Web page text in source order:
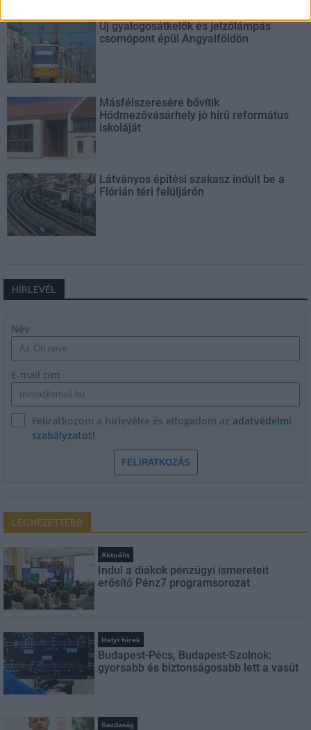
Új gyalogosátkelők és jelzőlámpás
csomópont épül Angyalföldön
Másfélszeresére bővítik
Hódmezővásárhely jó hírű református
iskoláját
Látványos építési szakasz indult be a
Flórián téri felüljárón
HÍRLEVÉL
Név
E-mail cím
Feliratkozom a hírlevélre és elfogadom az adatvédelmi
szabályzatot!
FELIRATKOZÁS
LEGNÉZETTEBB
Aktuális
Indul a diákok pénzügyi ismereteit
erősítő Pénz7 programsorozat
Helyi hírek
Budapest-Pécs, Budapest-Szolnok:
gyorsabb és biztonságosabb lett a vasút
Gazdaság